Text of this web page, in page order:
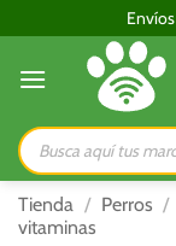
al
contenido
Envíos
Búsqueda
de
productos
Tienda / Perros /
vitaminas